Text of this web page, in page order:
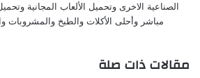
الصناعية الاخرى وتحميل الألعاب المجانية
مباشر وأحلى الأكلات والطبخ والمشروبات
مقالات ذات صلة